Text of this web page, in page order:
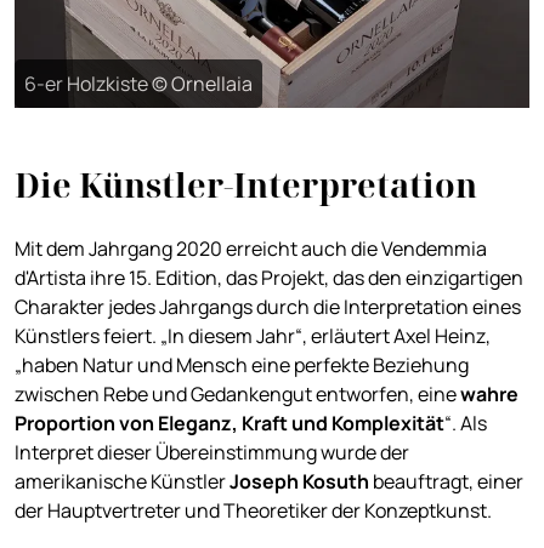
6-er Holzkiste © Ornellaia
Die Künstler-Interpretation
Mit dem Jahrgang 2020 erreicht auch die Vendemmia
d'Artista ihre 15. Edition, das Projekt, das den einzigartigen
Charakter jedes Jahrgangs durch die Interpretation eines
Künstlers feiert. „In diesem Jahr“, erläutert Axel Heinz,
„haben Natur und Mensch eine perfekte Beziehung
zwischen Rebe und Gedankengut entworfen, einewahre
Proportion von Eleganz, Kraft und Komplexität“. Als
Interpret dieser Übereinstimmung wurde der
amerikanische KünstlerJoseph Kosuth beauftragt, einer
der Hauptvertreter und Theoretiker der Konzeptkunst.